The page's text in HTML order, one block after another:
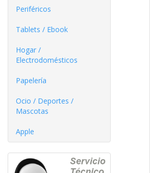
Periféricos
Tablets / Ebook
Hogar /
Electrodomésticos
Papelería
Ocio / Deportes /
Mascotas
Apple